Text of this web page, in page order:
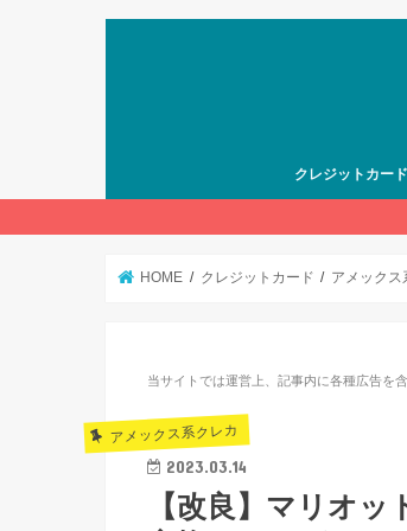
クレジットカード
HOME クレジットカード アメックス
当サイトでは運営上、記事内に各種広告を
アメックス系クレカ
2023.03.14
【改良】マリオ